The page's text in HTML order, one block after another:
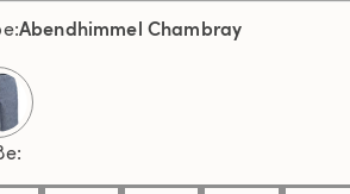
Abendhimmel Chambray